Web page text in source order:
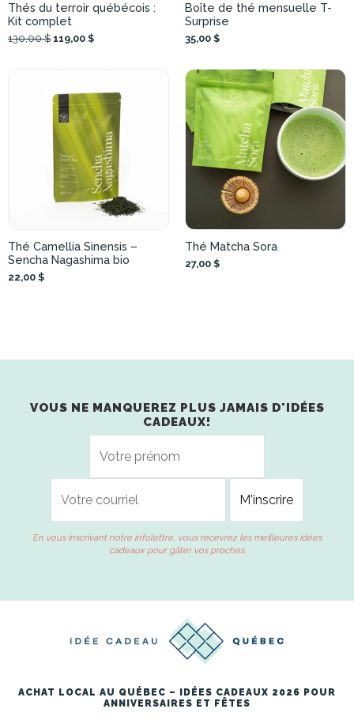
Thés du terroir québécois :
Kit complet
130,00 $ 119,00 $
Boîte de thé mensuelle T-
Surprise
35,00 $
Thé Camellia Sinensis –
Sencha Nagashima bio
22,00 $
Thé Matcha Sora
27,00 $
VOUS NE MANQUEREZ PLUS JAMAIS D'IDÉES
CADEAUX!
En vous inscrivant notre infolettre, vous recevrez les meilleures idées
cadeaux pour gâter vos proches.
ACHAT LOCAL AU QUÉBEC – IDÉES CADEAUX 2026 POUR
ANNIVERSAIRES ET FÊTES